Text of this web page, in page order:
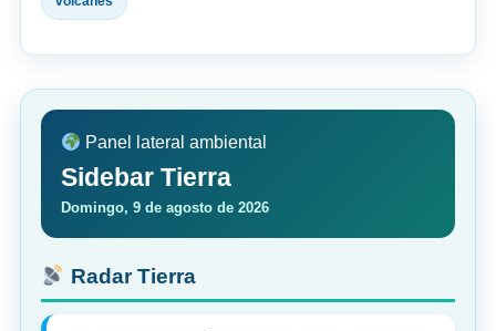
Panel lateral ambiental
Sidebar Tierra
Domingo, 9 de agosto de 2026
Radar Tierra